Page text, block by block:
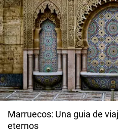
Marruecos: Una guia de
eternos